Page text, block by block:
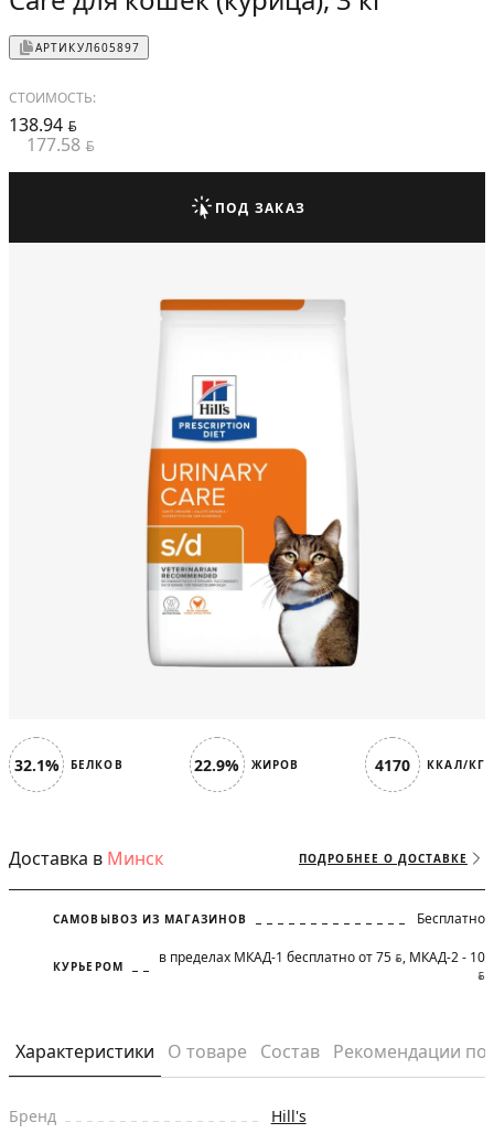
32.1% БЕЛКОВ 22.9% ЖИРОВ 4170 ККАЛ/КГ
Доставка в Минск ПОДРОБНЕЕ О ДОСТАВКЕ
САМОВЫВОЗ ИЗ МАГАЗИНОВ Бесплатно
КУРЬЕРОМ в пределах МКАД-1 бесплатно от 75 BYN, МКАД-2 - 10
BYN
Характеристики О товаре Состав Рекомендации
Бренд Hill's
АРТИКУЛ605897
СТОИМОСТЬ:
138.94 BYN
177.58 BYN
ПОД ЗАКАЗ